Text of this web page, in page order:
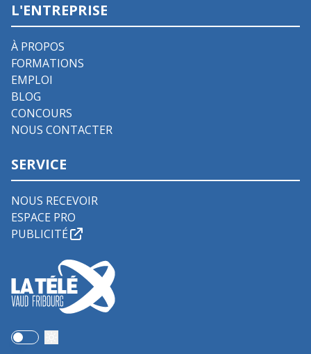
L'ENTREPRISE
À PROPOS
FORMATIONS
EMPLOI
BLOG
CONCOURS
NOUS CONTACTER
SERVICE
NOUS RECEVOIR
ESPACE PRO
PUBLICITÉ
Use setting